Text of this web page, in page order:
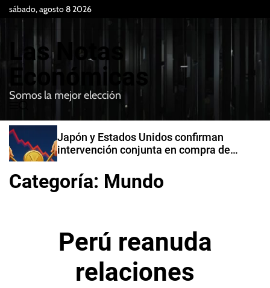
sábado, agosto 8 2026
Las Notas
Económicas
Somos la mejor elección
e
n
u
B
u
c
a
Japón y Estados Unidos confirman
intervención conjunta en compra de
Categoría: Mundo
Perú reanuda
relaciones